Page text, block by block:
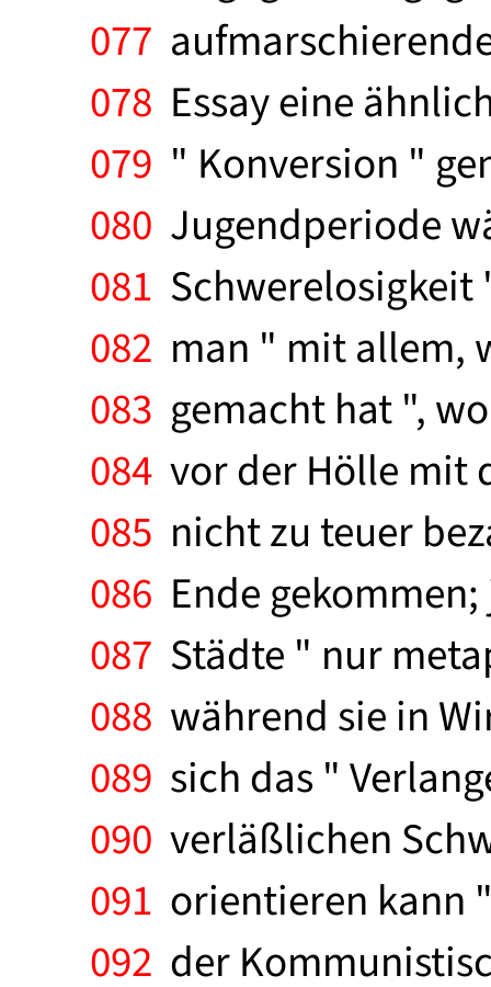
077
078 Essay eine
079 " Konversion "
080 Jugendperiode
081 Schwerelosigkeit
082 man " mit allem,
083 gemacht hat ",
084 vor der Hölle mit
085 nicht zu teuer
086 Ende
087 Städte " nur
088 während sie in
089 sich das "
090 verläßlichen
091 orientieren kann
092 der